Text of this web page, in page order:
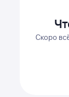
Скоро